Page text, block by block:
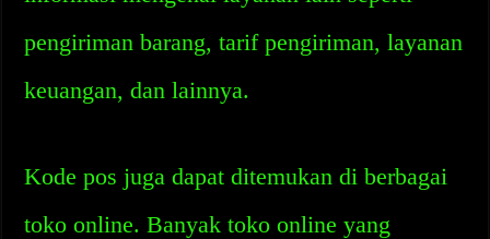
pengiriman barang, tarif pengiriman, layanan
keuangan, dan lainnya.
Kode pos juga dapat ditemukan di berbagai
toko online. Banyak toko online yang